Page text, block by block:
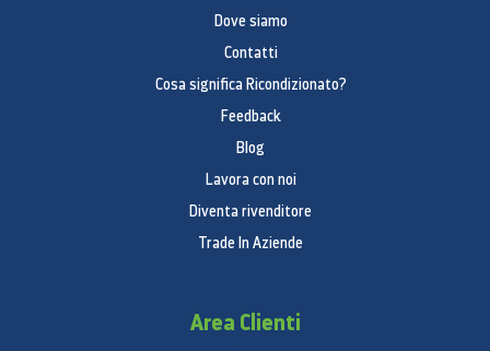
Dove siamo
Contatti
Cosa significa Ricondizionato?
Feedback
Blog
Lavora con noi
Diventa rivenditore
Trade In Aziende
Area Clienti